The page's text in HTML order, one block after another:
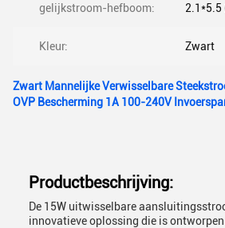
gelijkstroom-hefboom:
Kleur: Zwart
Zwart Mannelijke Verwisselbare
OVP Bescherming 1A 100-240V
Productbeschrijving:
De 15W uitwisselbare
innovatieve oplossing die is